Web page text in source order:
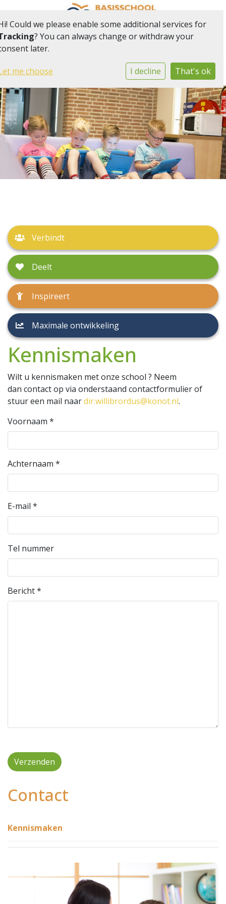
Verbindt
Deelt
Inspireert
Maximale ontwikkeling
Kennismaken
Wilt u kennismaken met onze school ? Neem
dan contact op via onderstaand contactformulier of
stuur een mail naardir.willibrordus@konot.nl.
Voornaam *
Achternaam *
E-mail *
Tel nummer
Bericht*
Verzenden
Contact
Kennismaken
Could we please enable some additional services for
? You can always change or withdraw your
later.
me choose I decline That's ok